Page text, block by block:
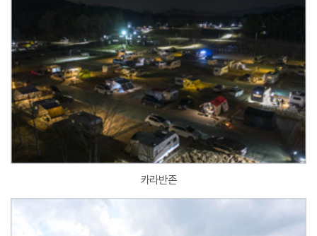
카라반존